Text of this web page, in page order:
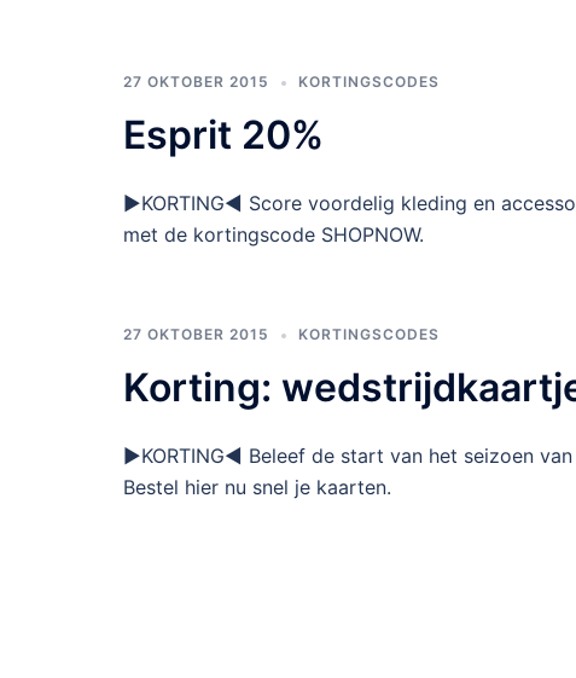
27 OKTOBER 2015 KORTINGSCODES
Esprit 20%
►KORTING◄ Score voordelig kleding en
met de kortingscode SHOPNOW.
27 OKTOBER 2015 KORTINGSCODES
Korting:
►KORTING◄ Beleef de start van het seizoen
Bestel hier nu snel je kaarten.